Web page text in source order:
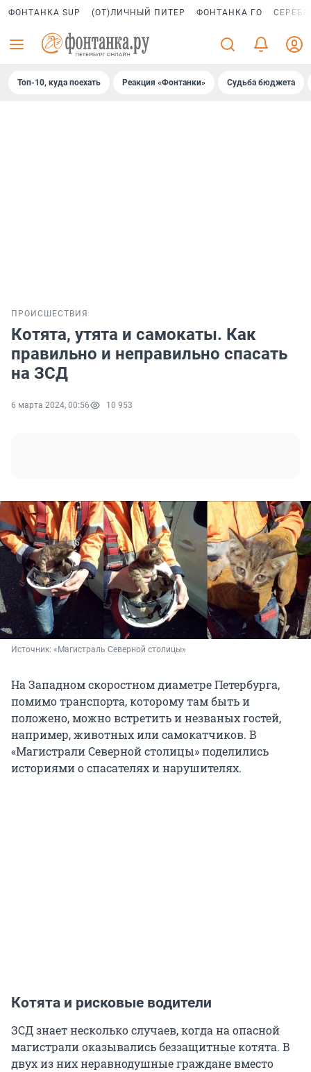
ФОНТАНКА SUP (ОТ)ЛИЧНЫЙ ПИТЕР ФОНТАНКА ГО
Топ-10, куда поехать Реакция «Фонтанки» Судьба бюджета
ПРОИСШЕСТВИЯ
Котята, утята и самокаты. Как
правильно и неправильно спасать
на ЗСД
6 марта 2024, 00:56 10 953
Источник: «Магистраль Северной столицы»
На Западном скоростном диаметре Петербурга,
помимо транспорта, которому там быть и
положено, можно встретить и незваных гостей,
например, животных или самокатчиков. В
«Магистрали Северной столицы» поделились
историями о спасателях и нарушителях.
Котята и рисковые водители
ЗСД знает несколько случаев, когда на опасной
магистрали оказывались беззащитные котята. В
двух из них неравнодушные граждане вместо